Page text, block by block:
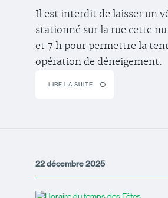
Il est interdit de laisser un
stationné sur la rue cette
et 7 h pour permettre la
opération de déneigement.
LIRE LA SUITE
22 décembre 2025